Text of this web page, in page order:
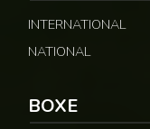
INTERNATIONAL
NATIONAL
BOXE